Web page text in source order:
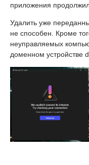
приложения
Удалить уже
не способен. Кроме
неуправляемых
доменном устройстве